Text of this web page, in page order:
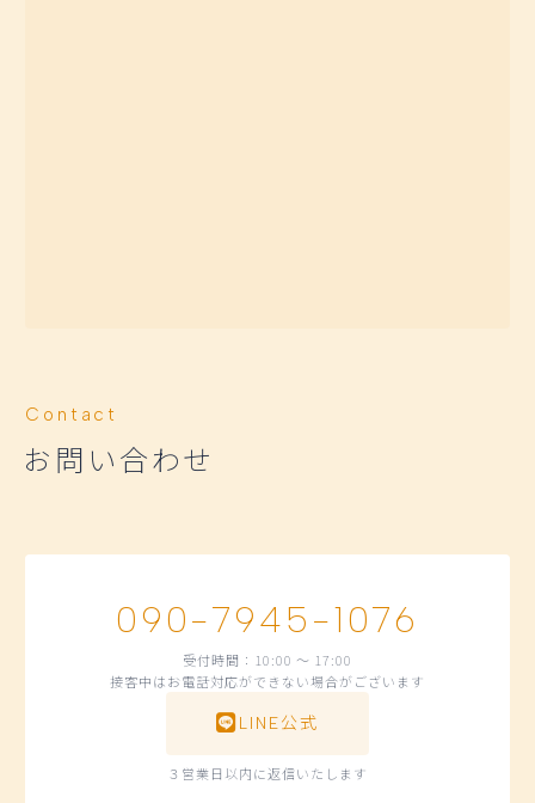
Contact
お問い合わせ
090-7945-1076
受付時間：10:00 〜 17:00
接客中はお電話対応ができない場合がございます
LINE公式
３営業日以内に返信いたします